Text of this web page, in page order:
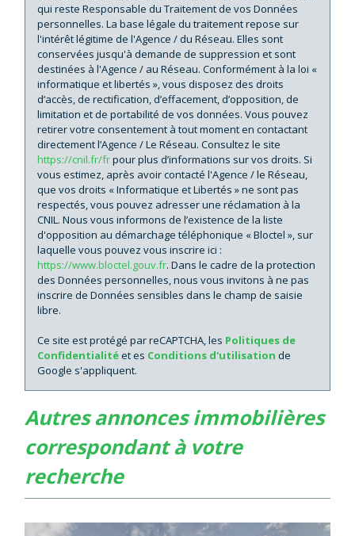
Taxe foncière
33,91 %
Habitants de moins de 25 ans
32,72 %
Habitants de 25 à 55 ans
36,55 %
Habitants de plus de 55 ans
30,73 %
Nombre d'enfants par famille
0,95
Familles sans enfant
46,55 %
Familles avec 1 ou 2 enfants
43,10 %
Maisons
43,40 %
Appartements
56,60 %
Familles avec 3 enfants
7,96 %
qui reste Responsable du Traitement de vos Données
personnelles. La base légale du traitement repose sur
l'intérêt légitime de l'Agence / du Réseau. Elles sont
conservées jusqu'à demande de suppression et sont
destinées à l'Agence / au Réseau. Conformément à la loi «
informatique et libertés », vous disposez des droits
d’accès, de rectification, d’effacement, d’opposition, de
limitation et de portabilité de vos données. Vous pouvez
retirer votre consentement à tout moment en contactant
directement l’Agence / Le Réseau. Consultez le site
https://cnil.fr/frpour plus d’informations sur vos droits. Si
vous estimez, après avoir contacté l'Agence / le Réseau,
que vos droits « Informatique et Libertés » ne sont pas
respectés, vous pouvez adresser une réclamation à la
CNIL. Nous vous informons de l’existence de la liste
d'opposition au démarchage téléphonique « Bloctel », sur
laquelle vous pouvez vous inscrire ici :
https://www.bloctel.gouv.fr. Dans le cadre de la protection
des Données personnelles, nous vous invitons à ne pas
inscrire de Données sensibles dans le champ de saisie
libre.
Ce site est protégé par reCAPTCHA, les Politiques de
Confidentialitéet es Conditions d'utilisation de
Google s'appliquent.
autres annonces immobilières
correspondant à votre
recherche